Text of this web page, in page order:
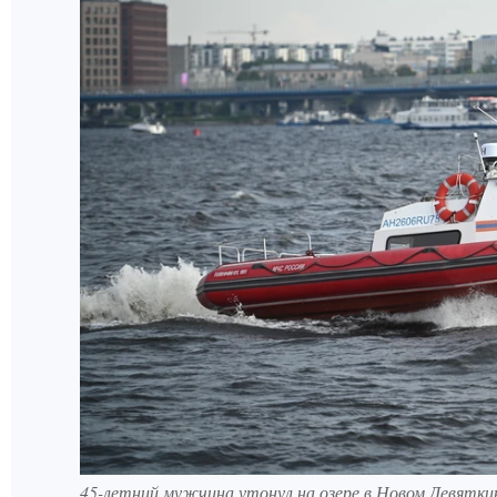
45-летний мужчина утонул на озере в Новом